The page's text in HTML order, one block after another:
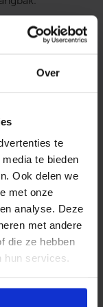
Over
te
te bieden
Ook delen we
met onze
analyse. Deze
met andere
die ze hebben
hun services.
te
van
om ervoor te
blijft werken.
constant
wijzen op
in het